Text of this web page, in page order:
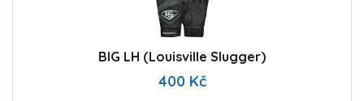
BIG LH (Louisville Slugger)
400 Kč